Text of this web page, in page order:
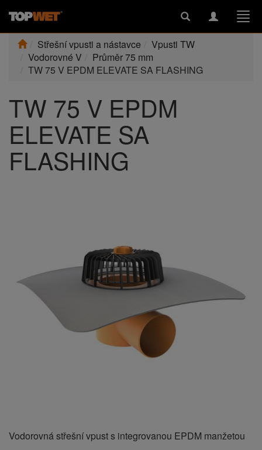
Toggle
Toggle
Střešní vpusti a nástavce
Vpusti TW
Vodorovné V
Průměr 75 mm
TW 75 V EPDM ELEVATE SA FLASHING
TW 75 V EPDM
ELEVATE SA
FLASHING
Vodorovná střešní vpust s integrovanou EPDM manžetou